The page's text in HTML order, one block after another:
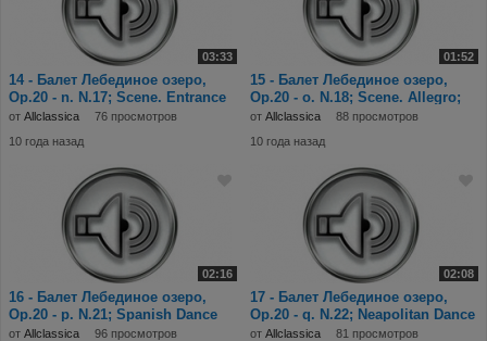
03:33
14 - Балет Лебединое озеро,
Op.20 - n. N.17; Scene. Entrance
& Wal
от Allclassica
76 просмотров
10 года назад
01:52
15 - Балет Лебединое озеро,
Op.20 - o. N.18; Scene. Allegro;
allegro g
от Allclassica
88 просмотров
10 года назад
02:16
16 - Балет Лебединое озеро,
Op.20 - p. N.21; Spanish Dance
(Allegro no
от Allclassica
96 просмотров
02:08
17 - Балет Лебединое озеро,
Op.20 - q. N.22; Neapolitan Dance
(Allegro
от Allclassica
81 просмотров